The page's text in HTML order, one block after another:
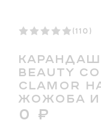
(110)
КАРАНДАШ
BEAUTY
CLAMOR
ЖОЖОБА И
0 ₽